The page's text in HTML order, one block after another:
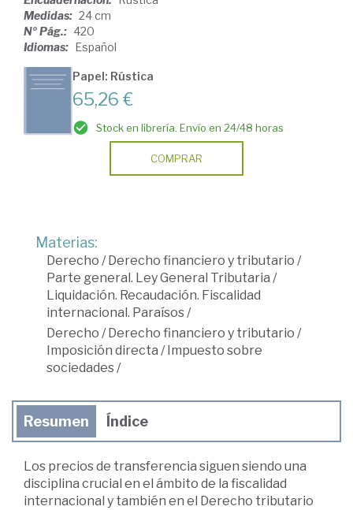
Medidas: 24 cm
Nº Pág.: 420
Idiomas: Español
Papel: Rústica
65,26 €
Stock en librería. Envío en 24/48 horas
COMPRAR
Materias:
Derecho / Derecho financiero y tributario /
Parte general. Ley General Tributaria /
Liquidación. Recaudación. Fiscalidad
internacional. Paraísos/
Derecho / Derecho financiero y tributario /
Imposición directa / Impuesto sobre
sociedades/
Resumen Índice
Los precios de transferencia siguen siendo una
disciplina crucial en el ámbito de la fiscalidad
internacional y también en el Derecho tributario